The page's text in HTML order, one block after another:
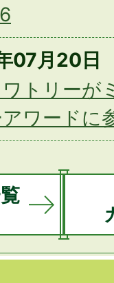
した
07月20日
トリーが
ワードに
が「ゆる
グランプ
08月04日